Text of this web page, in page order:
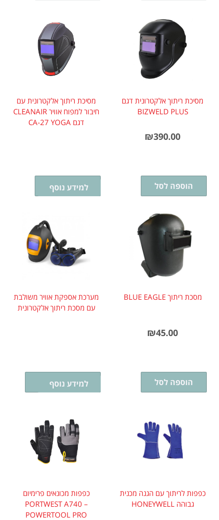
מסיכת ריתוך אלקטרונית דגם
BIZWELD PLUS
₪390.00
הוספה לסל
מסיכת ריתוך אלקטרונית עם
חיבור למפוח אוויר CLEANAIR
דגם CA-27 YOGA
הוספה לסל
למידע נוסף
מסכת ריתוך BLUE EAGLE
₪45.00
הוספה לסל
מערכת אספקת אוויר משולבת
עם מסכת ריתוך אלקטרונית
בחר אפשרויות
למידע נוסף
כפפות לריתוך עם הגנה מכנית
גבוהה HONEYWELL
כפפות מכונאים פרימיום
PORTWEST A740 –
POWERTOOL PRO